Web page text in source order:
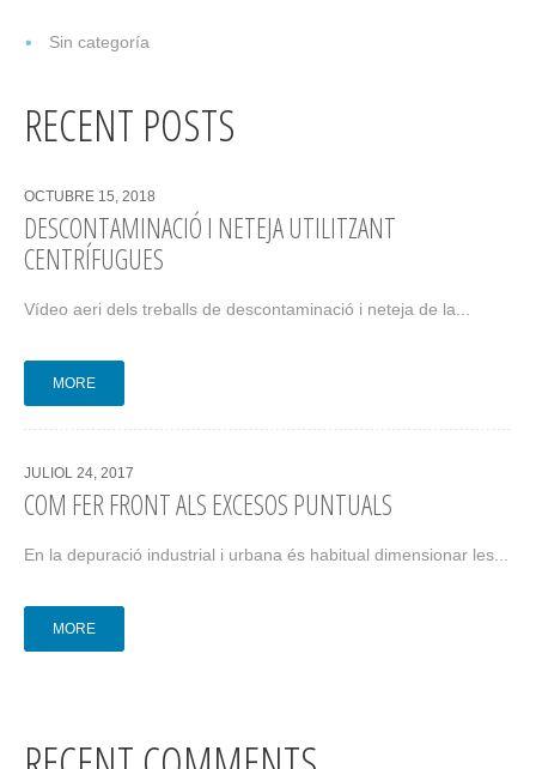
Sin categoría
RECENT POSTS
OCTUBRE 15, 2018
DESCONTAMINACIÓ I NETEJA UTILITZANT
CENTRÍFUGUES
Vídeo aeri dels treballs de descontaminació i neteja de la...
MORE
JULIOL 24, 2017
COM FER FRONT ALS EXCESOS PUNTUALS
En la depuració industrial i urbana és habitual dimensionar les...
MORE